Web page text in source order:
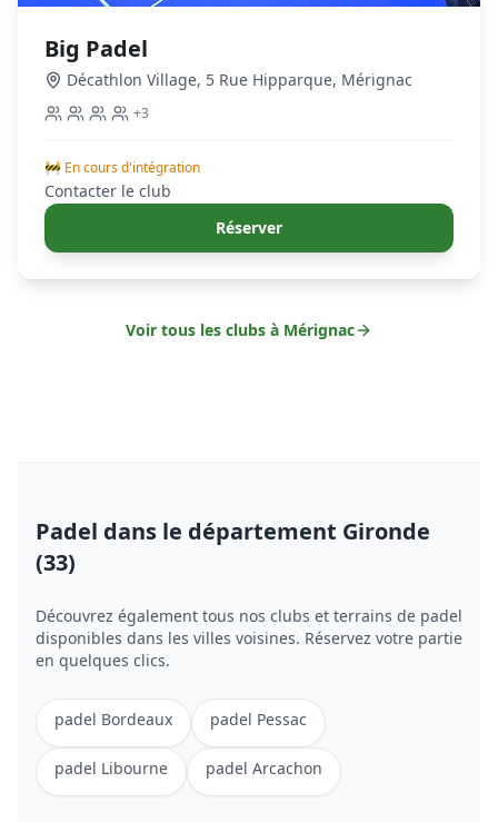
Big Padel
Décathlon Village, 5 Rue Hipparque, Mérignac
+3
🚧 En cours d'intégration
Contacter le club
Réserver
Voir tous les clubs à Mérignac
Padel dans le département Gironde
(33)
Découvrez également tous nos clubs et terrains de padel
disponibles dans les villes voisines. Réservez votre partie
en quelques clics.
padel Bordeaux padel Pessac
padel Libourne padel Arcachon